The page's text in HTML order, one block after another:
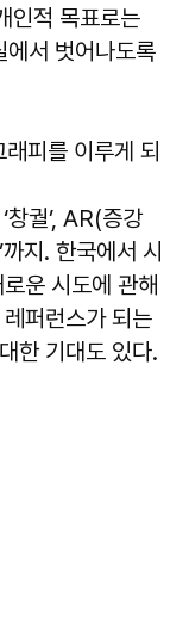
인적 목표로는
에서 벗어나도록
피를 이루게 되
창궐’, AR(증강
지. 한국에서 시
운 시도에 관해
퍼런스가 되는
한 기대도 있다.